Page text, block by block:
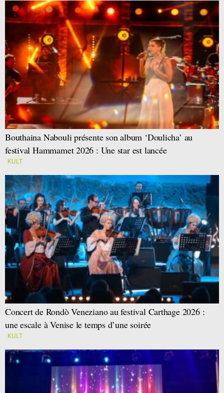
Bouthaina Nabouli présente son album ‘Doulicha’ au
festival Hammamet 2026 : Une star est lancée
KULT
Concert de Rondò Veneziano au festival Carthage 2026 :
une escale à Venise le temps d’une soirée
KULT